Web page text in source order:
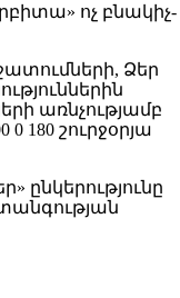
ոչ բնակիչ-
Ձեր
առնչությամբ
180 շուրջօրյա
ընկերությունը